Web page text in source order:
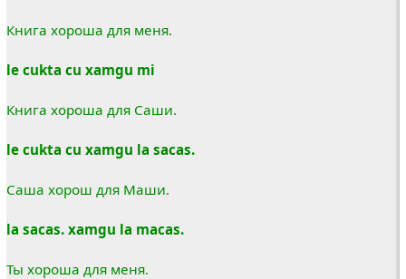
Книга хороша для меня.
le cukta cu xamgu mi
Книга хороша для Саши.
le cukta cu xamgu la sacas.
Саша хорош для Маши.
la sacas. xamgu la macas.
Ты хороша для меня.